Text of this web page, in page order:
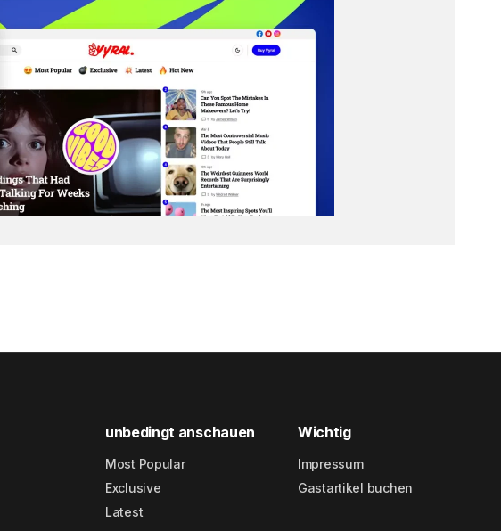
unbedingt anschauen
Most Popular
Exclusive
Latest
Wichtig
Impressum
Gastartikel buchen